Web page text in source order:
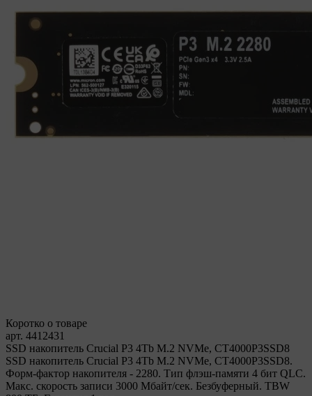
Коротко о товаре
арт. 4412431
SSD накопитель Crucial P3 4Tb M.2 NVMe, CT4000P3SSD8
SSD накопитель Crucial P3 4Tb M.2 NVMe, CT4000P3SSD8.
Форм-фактор накопителя - 2280. Тип флэш-памяти 4 бит QLC.
Макс. скорость записи 3000 Мбайт/сек. Безбуферный. TBW